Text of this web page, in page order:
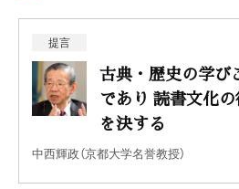
提言
古典・歴史の学び
であり 読書文化
を決する
中西輝政（京都大学名誉教授）